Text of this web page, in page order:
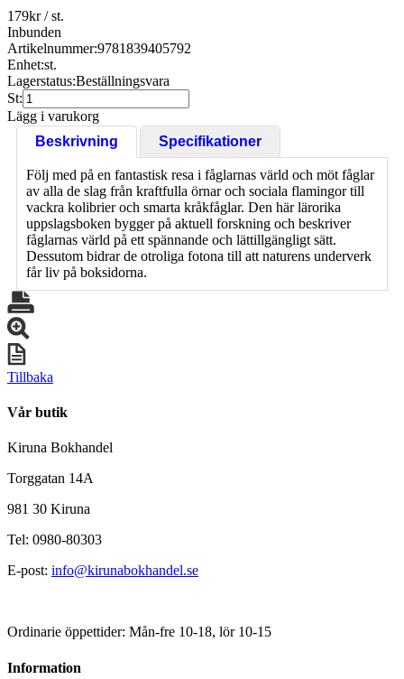
179kr/ st.
Inbunden
Artikelnummer:9781839405792
Enhet:st.
Lagerstatus:Beställningsvara
St:
Lägg i varukorg
Beskrivning
Specifikationer
Följ med på en fantastisk resa i fåglarnas värld och möt fåglar
av alla de slag från kraftfulla örnar och sociala flamingor till
vackra kolibrier och smarta kråkfåglar. Den här lärorika
uppslagsboken bygger på aktuell forskning och beskriver
fåglarnas värld på ett spännande och lättillgängligt sätt.
Dessutom bidrar de otroliga fotona till att naturens underverk
får liv på boksidorna.
Tillbaka
Vår butik
Kiruna Bokhandel
Torggatan 14A
981 30 Kiruna
Tel: 0980-80303
E-post: info@kirunabokhandel.se
Ordinarie öppettider: Mån-fre 10-18, lör 10-15
Information